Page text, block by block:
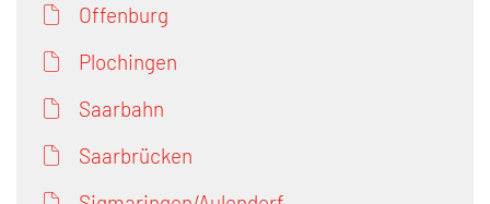
Offenburg
Plochingen
Saarbahn
Saarbrücken